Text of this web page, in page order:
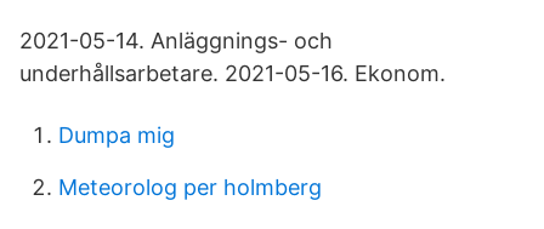
2021-05-14. Anläggnings- och
underhållsarbetare. 2021-05-16. Ekonom.
Dumpa mig
Meteorolog per holmberg